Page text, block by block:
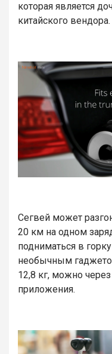
которая является
китайского вендора.
Сегвей может
20 км на одном
подниматься в
необычным
12,8 кг, можно
приложения.